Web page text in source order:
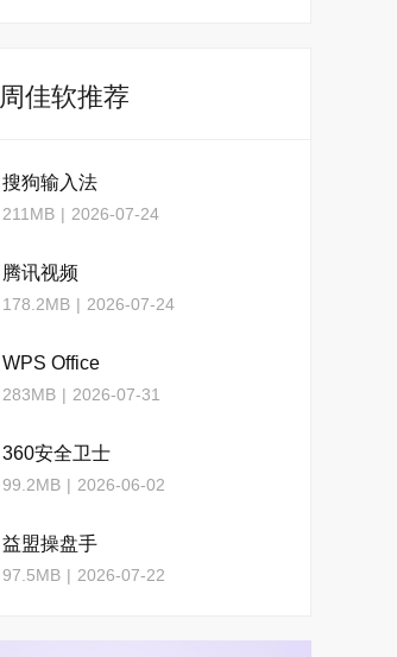
佳软推荐
搜狗输入法
211MB | 2026-07-24
腾讯视频
178.2MB | 2026-07-24
WPS Office
283MB | 2026-07-31
360安全卫士
99.2MB | 2026-06-02
益盟操盘手
97.5MB | 2026-07-22